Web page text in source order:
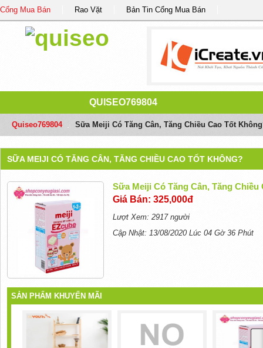
Cổng Mua Bán Rao Vặt Bản Tin Cổng Mua Bán
QUISEO769804
Quiseo769804 Sữa Meiji Có Tăng Cân, Tăng Chiều Cao Tốt
SỮA MEIJI CÓ TĂNG CÂN, TĂNG CHIỀU CAO TỐT KHÔNG?
Sữa Meiji Có Tăng Cân, Tăng Chiều
Giá Bán: 325,000đ
Lượt Xem: 2917 người
Cập Nhật: 13/08/2020 Lúc 04 Gờ 36 Phút
SẢN PHẨM KHUYẾN MÃI